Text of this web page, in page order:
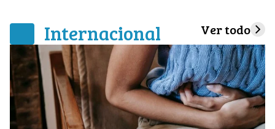
Internacional Ver todo